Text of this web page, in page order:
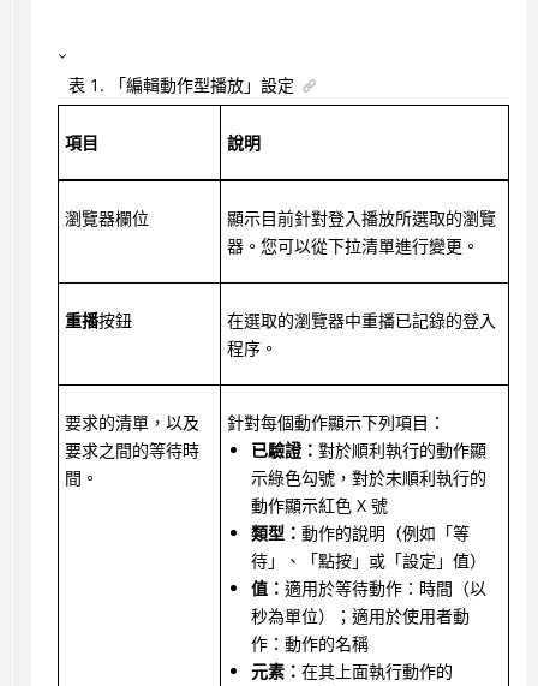
表 1 . 「編輯動作型播放」設定
項目 說明
瀏覽器欄位
顯示目前針對登入播放所選取的瀏覽
器。您可以從下拉清單進行變更。
重播按鈕
在選取的瀏覽器中重播已記錄的登入
程序。
要求的清單，以及
要求之間的等待時
間。
針對每個動作顯示下列項目：
已驗證： 對於順利執行的動作顯
示綠色勾號，對於未順利執行的
動作顯示紅色 X 號
類型： 動作的說明（例如「等
待」、「點按」或「設定」值）
值： 適用於等待動作：時間（以
秒為單位）；適用於使用者動
作：動作的名稱
元素： 在其上面執行動作的